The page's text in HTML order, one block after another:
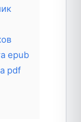
epub
pdf